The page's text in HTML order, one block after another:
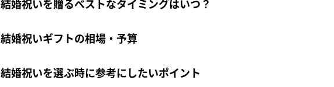
結婚祝いを贈るべストなタイミングはいつ？
結婚祝いギフトの相場・予算
結婚祝いを選ぶ時に参考にしたいポイント